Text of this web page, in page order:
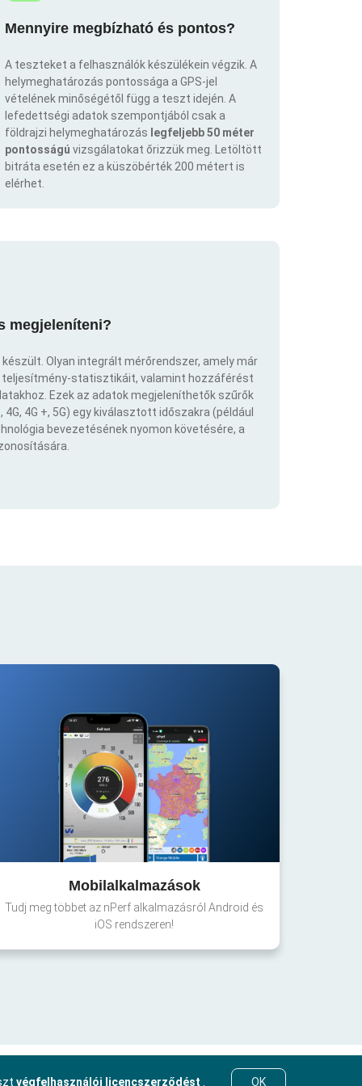
Mennyire megbízható és pontos?
A teszteket a felhasználók készülékein végzik. A
helymeghatározás pontossága a GPS-jel
vételének minőségétől függ a teszt idején. A
lefedettségi adatok szempontjából csak a
földrajzi helymeghatározás legfeljebb 50 méter
pontosságú vizsgálatokat őrizzük meg. Letöltött
bitráta esetén ez a küszöbérték 200 métert is
elérhet.
megjeleníteni?
Olyan integrált mérőrendszer, amely már
statisztikáit, valamint hozzáférést
Ezek az adatok megjeleníthetők szűrők
4G +, 5G) egy kiválasztott időszakra (például
bevezetésének nyomon követésére, a
Mobilalkalmazások
Tudj meg többet az nPerf alkalmazásról Android és
iOS rendszeren!
végfelhasználói licencszerződést OK